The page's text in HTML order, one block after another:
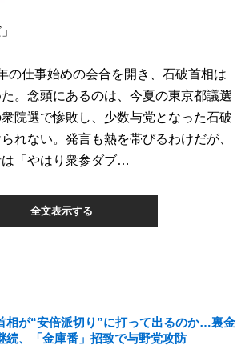
仕事始めの会合を開き、石破首相は
。念頭にあるのは、今夏の東京都議選
院選で惨敗し、少数与党となった石破
れない。発言も熱を帯びるわけだが、
「やはり衆参ダブ…
全文表示する
相が“安倍派切り”に打って出るのか…裏金
続、「金庫番」招致で与野党攻防